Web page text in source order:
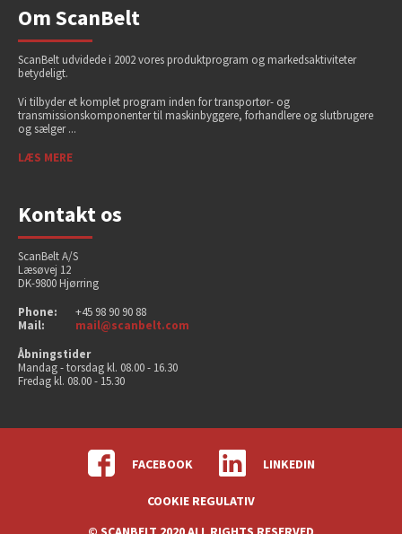
Om ScanBelt
ScanBelt udvidede i 2002 vores produktprogram og markedsaktiviteter
betydeligt.
Vi tilbyder et komplet program inden for transportør- og
transmissionskomponenter til maskinbyggere, forhandlere og slutbrugere
og sælger ...
LÆS MERE
Kontakt os
ScanBelt A/S
Læsøvej 12
DK-9800 Hjørring
Phone:
+45 98 90 90 88
Mail:
mail@scanbelt.com
Åbningstider
Mandag - torsdag kl. 08.00 - 16.30
Fredag kl. 08.00 - 15.30
FACEBOOK LINKEDIN
COOKIE REGULATIV